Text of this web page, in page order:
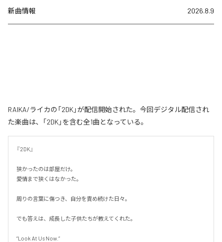
新曲情報 2026.8.9
RAIKA/ライカの「2DK」が配信開始された。今回デジタル配信され
た楽曲は、「2DK」を含む全1曲となっている。
『2DK』
狭かったのは部屋だけ。
愛情まで狭くはなかった。
周りの言葉に傷つき、自分を責め続けた日々。
でも答えは、成長した子供たちが教えてくれた。
“Look At Us Now.”